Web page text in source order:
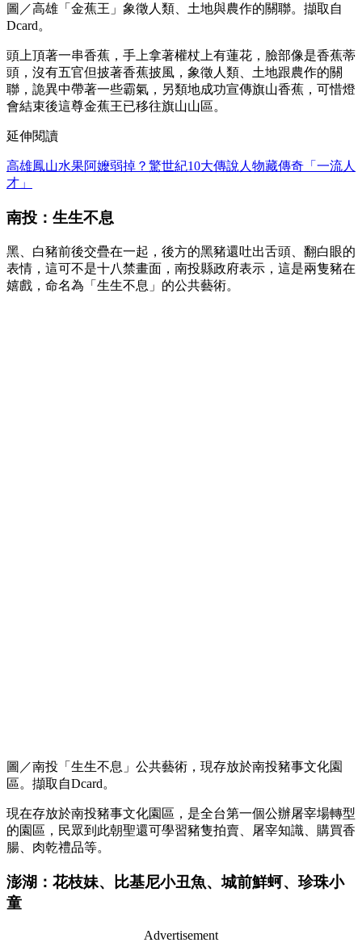
圖／高雄「金蕉王」象徵人類、土地與農作的關聯。擷取自
Dcard。
頭上頂著一串香蕉，手上拿著權杖上有蓮花，臉部像是香蕉蒂
頭，沒有五官但披著香蕉披風，象徵人類、土地跟農作的關
聯，詭異中帶著一些霸氣，另類地成功宣傳旗山香蕉，可惜燈
會結束後這尊金蕉王已移往旗山山區。
延伸閱讀
高雄鳳山水果阿嬤弱掉？驚世紀10大傳說人物藏傳奇「一流人
才」
南投：生生不息
黑、白豬前後交疊在一起，後方的黑豬還吐出舌頭、翻白眼的
表情，這可不是十八禁畫面，南投縣政府表示，這是兩隻豬在
嬉戲，命名為「生生不息」的公共藝術。
圖／南投「生生不息」公共藝術，現存放於南投豬事文化園
區。擷取自Dcard。
現在存放於南投豬事文化園區，是全台第一個公辦屠宰場轉型
的園區，民眾到此朝聖還可學習豬隻拍賣、屠宰知識、購買香
腸、肉乾禮品等。
澎湖：花枝妹、比基尼小丑魚、城前鮮蚵、珍珠小
童
Advertisement